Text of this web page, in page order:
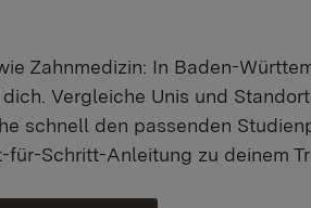
Zahnmedizin: In Baden-
Vergleiche Unis und
schnell den passenden
Schritt-Anleitung zu deinem